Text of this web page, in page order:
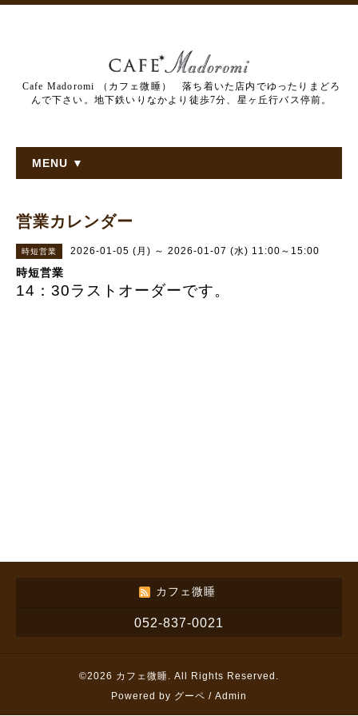
Cafe Madoromi （カフェ微睡） 落ち着いた店内でゆったりまどろ
んで下さい。地下鉄いりなかより徒歩7分、星ヶ丘行バス停前。
MENU ▼
営業カレンダー
時短営業 2026-01-05 (月) ～ 2026-01-07 (水) 11:00～15:00
時短営業
14：30ラストオーダーです。
カフェ微睡
052-837-0021
©2026 カフェ微睡. All Rights Reserved.
Powered by グーペ / Admin